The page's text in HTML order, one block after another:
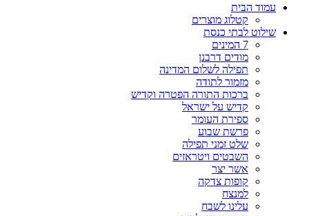
עמוד הבית
קטלוג מוצרים
שילוט לבתי כנסת
7 המינים
מודים דרבנן
תפילה לשלום המדינה
מזמור לתודה
ברכות התורה הפטרה וקדיש
קדיש על ישראל
ספירת העומר
פרשת שבוע
שלט זמני תפילה
השבטים ויטראזים
אשר יצר
קופות צדקה
למנצח
עלינו לשבח